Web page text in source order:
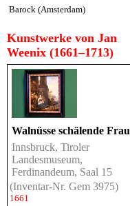
Barock (Amsterdam)
Kunstwerke von Jan
Weenix (1661–1713)
Walnüsse schälende Frau
Innsbruck, Tiroler
Landesmuseum,
Ferdinandeum, Saal 15
(Inventar-Nr. Gem 3975)
1661